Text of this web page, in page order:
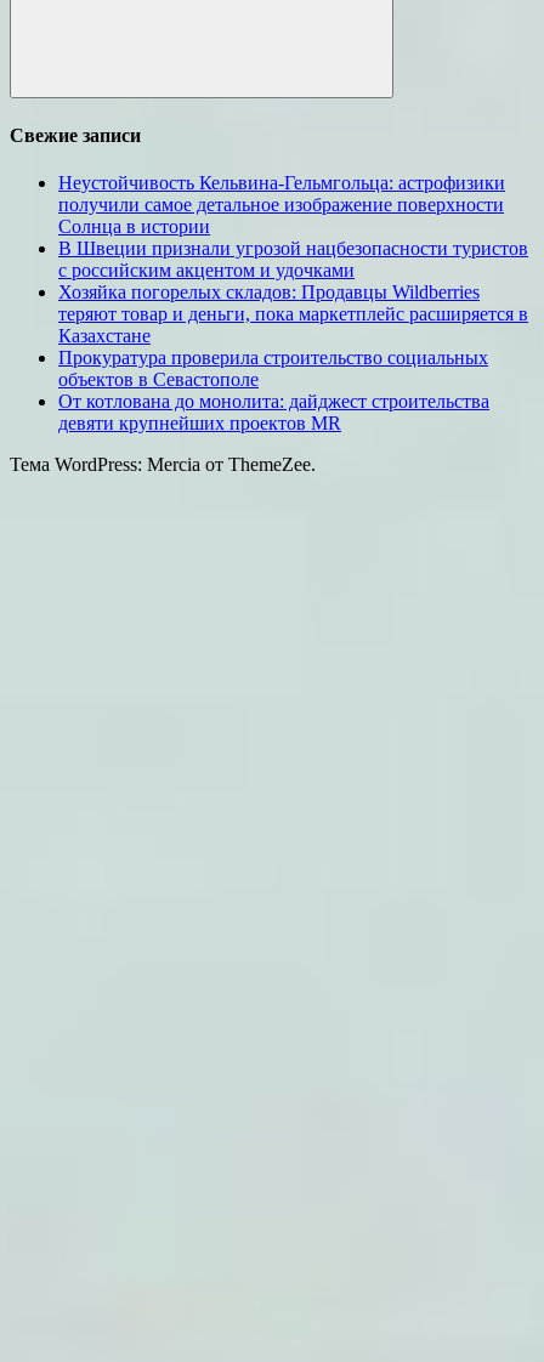
Поиск
Свежие записи
Неустойчивость Кельвина-Гельмгольца: астрофизики
получили самое детальное изображение поверхности
Солнца в истории
В Швеции признали угрозой нацбезопасности туристов
с российским акцентом и удочками
Хозяйка погорелых складов: Продавцы Wildberries
теряют товар и деньги, пока маркетплейс расширяется в
Казахстане
Прокуратура проверила строительство социальных
объектов в Севастополе
От котлована до монолита: дайджест строительства
девяти крупнейших проектов MR
Тема WordPress: Mercia от ThemeZee.